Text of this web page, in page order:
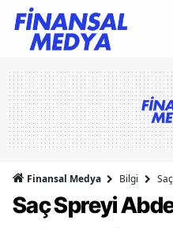
Finansal Medya Bilgi
Saç Spreyi